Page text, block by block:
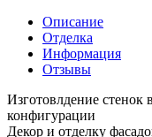
Описание
Отделка
Информация
Отзывы
Изготовлдение стенок
конфигурации
Декор и отделку